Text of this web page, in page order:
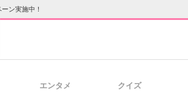
ン実施中！
エンタメ クイズ